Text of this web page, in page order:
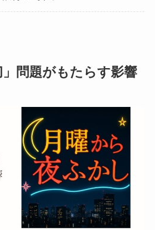
」問題がもたらす影響